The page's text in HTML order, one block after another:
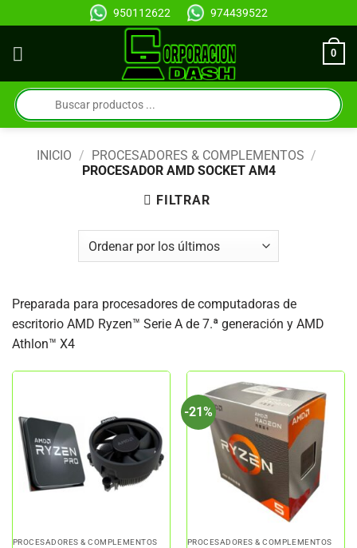
al
contenido
950112622 974439522
0
Búsqueda
de
productos
INICIO / PROCESADORES & COMPLEMENTOS /
PROCESADOR AMD SOCKET AM4
FILTRAR
Preparada para procesadores de computadoras de
escritorio AMD Ryzen™ Serie A de 7.ª generación y AMD
Athlon™ X4
PROCESADORES & COMPLEMENTOS
-21%
PROCESADORES & COMPLEMENTOS